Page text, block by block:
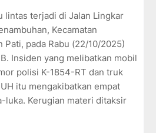
lintas terjadi di Jalan Lingkar
Kecamatan
Pati, pada Rabu (22/10/2025)
Insiden yang melibatkan mobil
polisi K-1854-RT dan truk
itu mengakibatkan empat
luka. Kerugian materi ditaksir